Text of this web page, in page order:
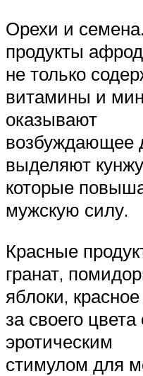
Орехи и
продукты
не только
витамины и
оказывают
возбуждающее
выделяют
которые
мужскую силу.
Красные
гранат,
яблоки,
за своего
эротическим
стимулом для